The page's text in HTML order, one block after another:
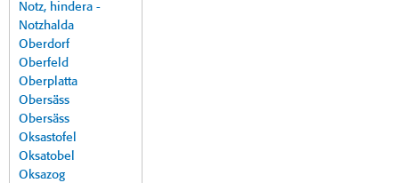
Notz, hindera -
Notzhalda
Oberdorf
Oberfeld
Oberplatta
Obersäss
Obersäss
Oksastofel
Oksatobel
Oksazog